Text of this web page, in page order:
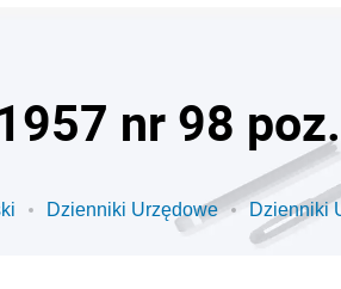
nr 98
Dzienniki Urzędowe Dzienniki